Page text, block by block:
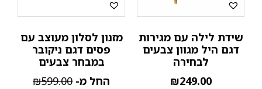
שידת לילה עם מגירות
דגם היל מגוון צבעים
לבחירה
₪249.00
מזנון לסלון מעוצב עם
פסים דגם ניקובר
במבחר צבעים
החל מ-
₪599.00